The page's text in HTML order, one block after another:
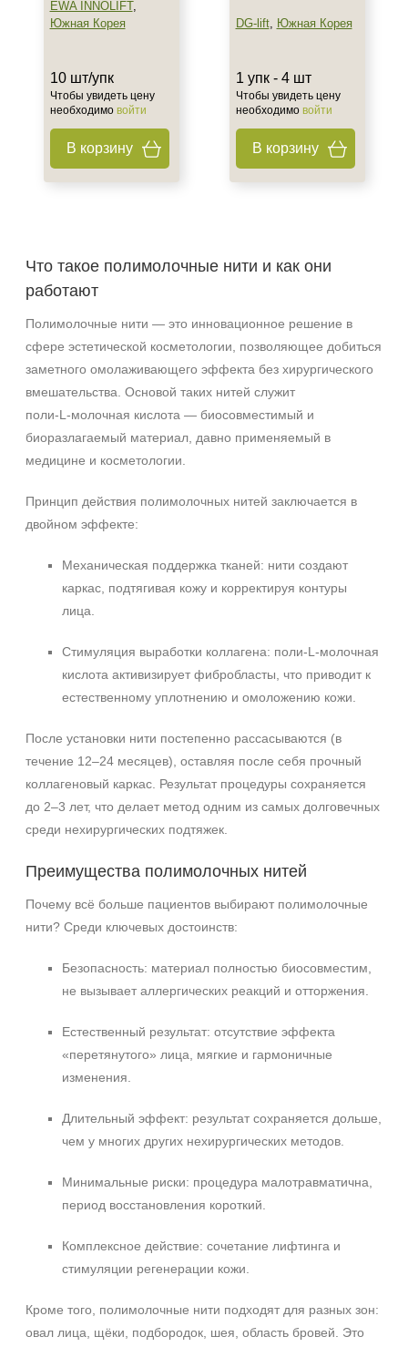
EWA INNOLIFT,
Южная Корея
10 шт/упк
Чтобы увидеть цену
необходимо войти
В корзину
DG-lift, Южная Корея
1 упк - 4 шт
Чтобы увидеть цену
необходимо войти
В корзину
Что такое полимолочные нити и как они
работают
Полимолочные нити — это инновационное решение в
сфере эстетической косметологии, позволяющее добиться
заметного омолаживающего эффекта без хирургического
вмешательства. Основой таких нитей служит
поли‑L‑молочная кислота — биосовместимый и
биоразлагаемый материал, давно применяемый в
медицине и косметологии.
Принцип действия полимолочных нитей заключается в
двойном эффекте:
Механическая поддержка тканей: нити создают
каркас, подтягивая кожу и корректируя контуры
лица.
Стимуляция выработки коллагена: поли‑L‑молочная
кислота активизирует фибробласты, что приводит к
естественному уплотнению и омоложению кожи.
После установки нити постепенно рассасываются (в
течение 12–24 месяцев), оставляя после себя прочный
коллагеновый каркас. Результат процедуры сохраняется
до 2–3 лет, что делает метод одним из самых долговечных
среди нехирургических подтяжек.
Преимущества полимолочных нитей
Почему всё больше пациентов выбирают полимолочные
нити? Среди ключевых достоинств:
Безопасность: материал полностью биосовместим,
не вызывает аллергических реакций и отторжения.
Естественный результат: отсутствие эффекта
«перетянутого» лица, мягкие и гармоничные
изменения.
Длительный эффект: результат сохраняется дольше,
чем у многих других нехирургических методов.
Минимальные риски: процедура малотравматична,
период восстановления короткий.
Комплексное действие: сочетание лифтинга и
стимуляции регенерации кожи.
Кроме того, полимолочные нити подходят для разных зон:
овал лица, щёки, подбородок, шея, область бровей. Это
+7 (495) 640-58-89